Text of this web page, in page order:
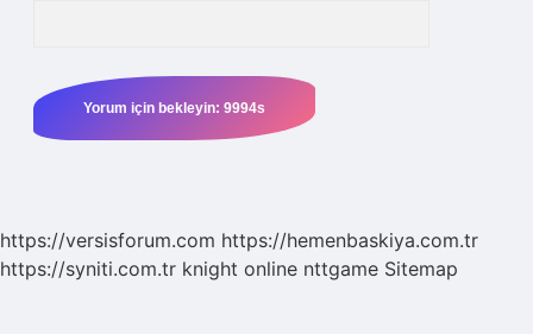
https://versisforum.com https://hemenbaskiya.com.tr
https://syniti.com.tr knight online nttgame Sitemap